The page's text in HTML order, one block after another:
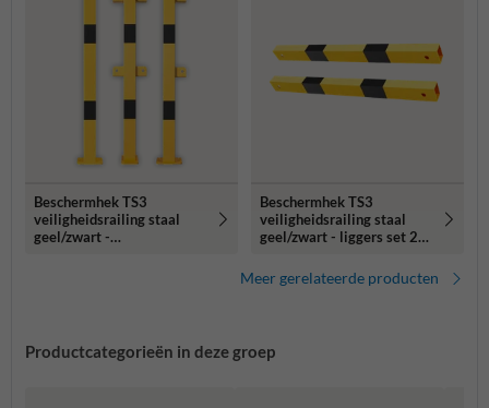
Beschermhek TS3
veiligheidsrailing staal
geel/zwart -
Beschermhek TS3
veiligheidsrailing staal
geel/zwart - liggers set 2
Meer gerelateerde producten
Productcategorieën in deze groep